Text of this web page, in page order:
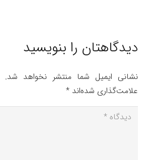
دیدگاهتان را بنویسید
نشانی ایمیل شما منتشر نخواهد شد.
علامت‌گذاری شده‌اند *